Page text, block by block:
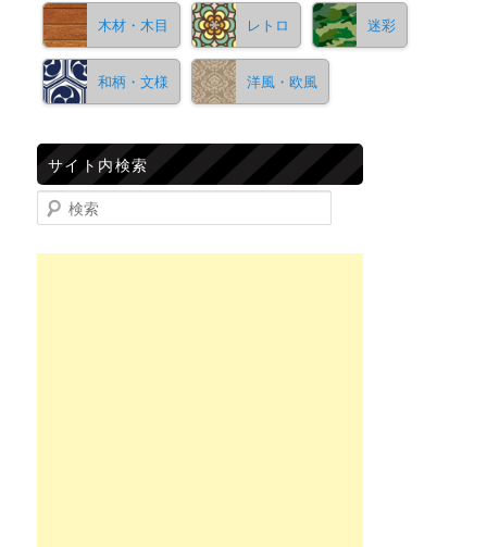
木材・木目 レトロ 迷彩
和柄・文様 洋風・欧風
サイト内検索
検索